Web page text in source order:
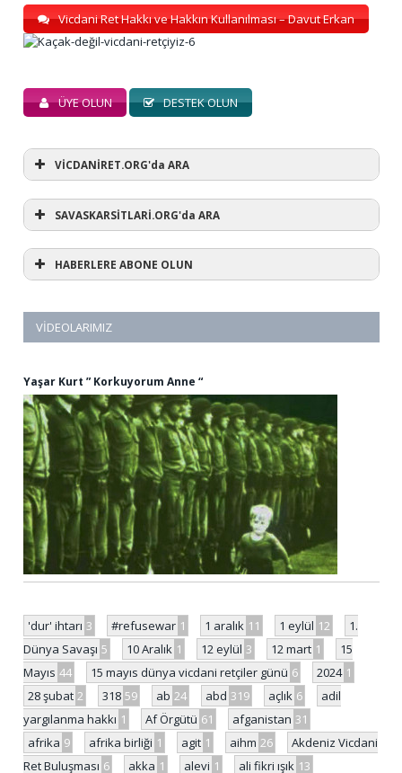
Vicdani Ret Hakkı ve Hakkın Kullanılması – Davut Erkan
ÜYE OLUN DESTEK OLUN
VİCDANİRET.ORG'da ARA
SAVASKARSİTLARİ.ORG'da ARA
HABERLERE ABONE OLUN
VIDEOLARIMIZ
Yaşar Kurt ” Korkuyorum Anne “
'dur' ihtarı 3 #refusewar 1 1 aralık 11 1 eylül 12
1.
Dünya Savaşı 5 10 Aralık 1 12 eylül 3 12 mart 1
15
Mayıs 44 15 mayıs dünya vicdani retçiler günü 6 2024 1
28 şubat 2 318 59 ab 24 abd 319 açlık 6
adil
yargılanma hakkı 1 Af Örgütü 61 afganistan 31
afrika 9 afrika birliği 1 agit 1 aihm 26
Akdeniz Vicdani
Ret Buluşması 6 akka 1 alevi 1 ali fikri ışık 13